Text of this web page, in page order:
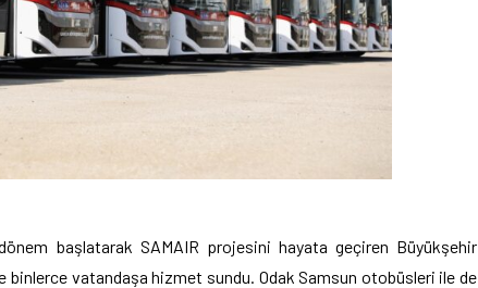
başlatarak SAMAIR projesini hayata geçiren Büyükşehir
binlerce vatandaşa hizmet sundu. Odak Samsun otobüsleri ile de